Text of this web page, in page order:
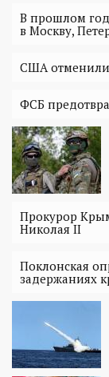
В прошлом
в Москву,
США отменили
ФСБ
Прокурор
Николая II
Поклонская
задержаниях